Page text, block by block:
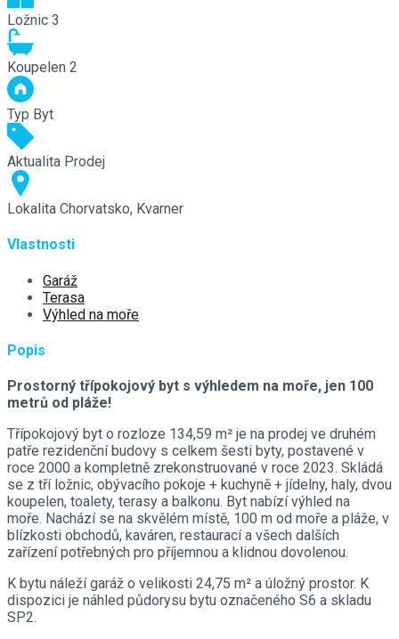
Ložnic 3
Koupelen 2
Typ Byt
Aktualita Prodej
Lokalita Chorvatsko, Kvarner
Vlastnosti
Garáž
Terasa
Výhled na moře
Popis
Prostorný třípokojový byt s výhledem na moře, jen 100
metrů od pláže!
Třípokojový byt o rozloze 134,59 m² je na prodej ve druhém
patře rezidenční budovy s celkem šesti byty, postavené v
roce 2000 a kompletně zrekonstruované v roce 2023. Skládá
se z tří ložnic, obývacího pokoje + kuchyně + jídelny, haly, dvou
koupelen, toalety, terasy a balkonu. Byt nabízí výhled na
moře. Nachází se na skvělém místě, 100 m od moře a pláže, v
blízkosti obchodů, kaváren, restaurací a všech dalších
zařízení potřebných pro příjemnou a klidnou dovolenou.
K bytu náleží garáž o velikosti 24,75 m² a úložný prostor. K
dispozici je náhled půdorysu bytu označeného S6 a skladu
SP2.